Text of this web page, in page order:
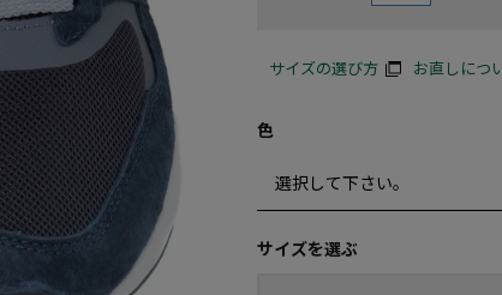
サイズの選び方 お直しにつ
色
サイズを選ぶ